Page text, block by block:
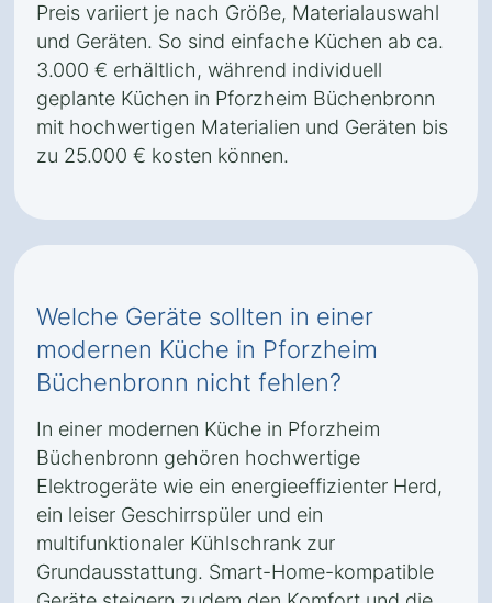
Preis variiert je nach Größe, Materialauswahl
und Geräten. So sind einfache Küchen ab ca.
3.000 € erhältlich, während individuell
geplante Küchen in Pforzheim Büchenbronn
mit hochwertigen Materialien und Geräten bis
zu 25.000 € kosten können.
Welche Geräte sollten in einer
modernen Küche in Pforzheim
Büchenbronn nicht fehlen?
In einer modernen Küche in Pforzheim
Büchenbronn gehören hochwertige
Elektrogeräte wie ein energieeffizienter Herd,
ein leiser Geschirrspüler und ein
multifunktionaler Kühlschrank zur
Grundausstattung. Smart-Home-kompatible